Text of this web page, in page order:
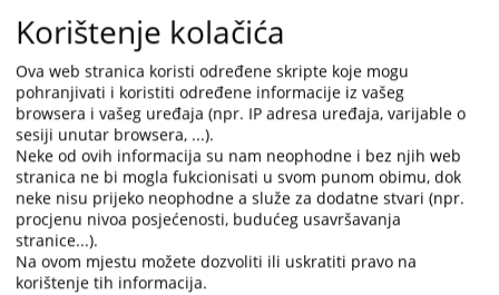
Lozinka
Zapamti me
Prijava
Zaboravili ste lozinku?
Korištenje kolačića
Ova web stranica koristi određene skripte koje mogu
pohranjivati i koristiti određene informacije iz vašeg
browsera i vašeg uređaja (npr. IP adresa uređaja, varijable o
sesiji unutar browsera, ...).
Neke od ovih informacija su nam neophodne i bez njih web
stranica ne bi mogla fukcionisati u svom punom obimu, dok
neke nisu prijeko neophodne a služe za dodatne stvari (npr.
procjenu nivoa posjećenosti, budućeg usavršavanja
stranice...).
Na ovom mjestu možete dozvoliti ili uskratiti pravo na
korištenje tih informacija.